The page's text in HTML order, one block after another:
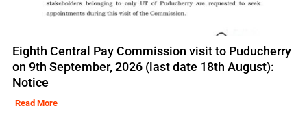
Eighth Central Pay Commission visit to Puducherry
on 9th September, 2026 (last date 18th August):
Notice
Read More